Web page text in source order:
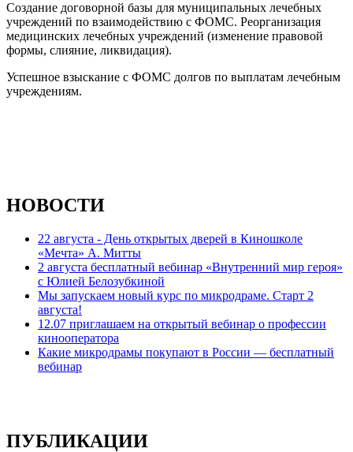
Создание договорной базы для муниципальных лечебных
учреждений по взаимодействию с ФОМС. Реорганизация
медицинских лечебных учреждений (изменение правовой
формы, слияние, ликвидация).
Успешное взыскание с ФОМС долгов по выплатам лечебным
учреждениям.
НОВОСТИ
22 августа - День открытых дверей в Киношколе
«Мечта» А. Митты
2 августа бесплатный вебинар «Внутренний мир героя»
с Юлией Белозубкиной
Мы запускаем новый курс по микродраме. Старт 2
августа!
12.07 приглашаем на открытый вебинар о профессии
кинооператора
Какие микродрамы покупают в России — бесплатный
вебинар
ПУБЛИКАЦИИ